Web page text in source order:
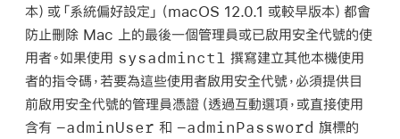
本）或「系統偏好設定」（macOS 12.0.1 或較早版本）都會
防止刪除 Mac 上的最後一個管理員或已啟用安全代號的使
用者。如果使用 sysadminctl 撰寫建立其他本機使用
者的指令碼，若要為這些使用者啟用安全代號，必須提供目
前啟用安全代號的管理員憑證（透過互動選項，或直接使用
含有 -adminUser 和 -adminPassword 旗標的